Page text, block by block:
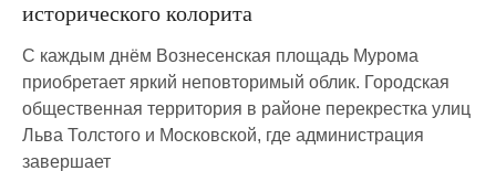
исторического колорита
С каждым днём Вознесенская площадь Мурома
приобретает яркий неповторимый облик. Городская
общественная территория в районе перекрестка улиц
Льва Толстого и Московской, где администрация
завершает